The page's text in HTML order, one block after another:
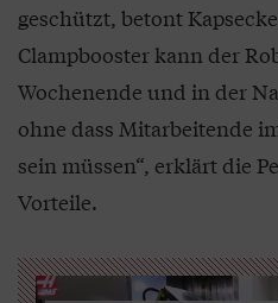
geschützt, betont
Clampbooster kann der
Wochenende und in der
ohne dass Mitarbeitende
sein müssen“, erklärt die
Vorteile.